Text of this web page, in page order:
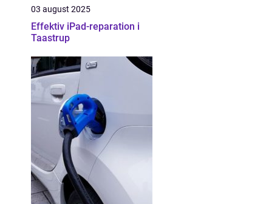
03 august 2025
Effektiv iPad-reparation i
Taastrup